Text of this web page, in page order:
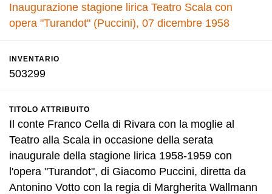
Inaugurazione stagione lirica Teatro Scala con
opera "Turandot" (Puccini), 07 dicembre 1958
INVENTARIO
503299
TITOLO ATTRIBUITO
Il conte Franco Cella di Rivara con la moglie al
Teatro alla Scala in occasione della serata
inaugurale della stagione lirica 1958-1959 con
l'opera "Turandot", di Giacomo Puccini, diretta da
Antonino Votto con la regia di Margherita Wallmann